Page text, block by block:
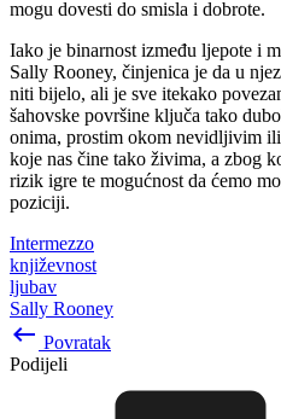
mogu dovesti do smisla i dobrote.
Iako je binarnost između ljepote i
Sally Rooney, činjenica je da u
niti bijelo, ali je sve itekako
šahovske površine ključa tako
onima, prostim okom nevidljivim
koje nas čine tako živima, a zbog
rizik igre te mogućnost da ćemo
poziciji.
Intermezzo
književnost
ljubav
Sally Rooney
keyboard_backspace Povratak
Podijeli